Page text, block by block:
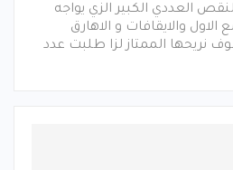
العددي الكبير الزي يواجه
مع الاولمبي و2مع الاول والايقافات و الاهارق
نريحها الممتاز لزا طلبت عدد